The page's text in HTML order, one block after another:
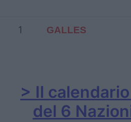
1 GALLES
> Il
del 6